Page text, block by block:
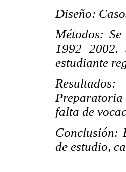
Diseño:
Métodos:
1992
estudiante
falta de
Conclusión:
de estudio,